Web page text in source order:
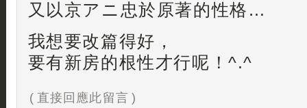
又以京アニ忠於原著的性格…
我想要改篇得好，
要有新房的根性才行呢！^.^
( 直接回應此留言 )